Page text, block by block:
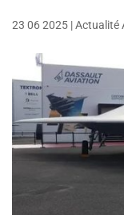
23 06 2025 |Actualité